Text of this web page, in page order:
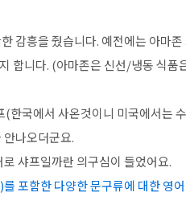
감흥을 줬습니다. 예전에는 아마
합니다. (아마존은 신선/냉동 식품
한국에서 사온것이니 미국에서는
나오더군요.
샤프일까란 의구심이 들었어요.
포함한 다양한 문구류에 대한 영